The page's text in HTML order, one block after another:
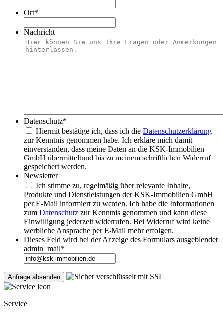
Ort*
Nachricht
Datenschutz*
Hiermit bestätige ich, dass ich die Datenschutzerklärung
zur Kenntnis genommen habe. Ich erkläre mich damit
einverstanden, dass meine Daten an die KSK-Immobilien
GmbH übermitteltund bis zu meinem schriftlichen Widerruf
gespeichert werden.
Newsletter
Ich stimme zu, regelmäßig über relevante Inhalte,
Produkte und Dienstleistungen der KSK-Immobilien GmbH
per E-Mail informiert zu werden. Ich habe die Informationen
zum Datenschutz zur Kenntnis genommen und kann diese
Einwilligung jederzeit widerrufen. Bei Widerruf wird keine
werbliche Ansprache per E-Mail mehr erfolgen.
Dieses Feld wird bei der Anzeige des Formulars ausgeblendet
admin_mail*
Service